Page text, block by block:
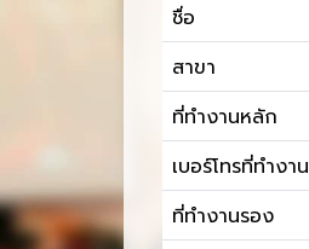
ชื่อ
สาขา
ที่ทำงานหลัก
เบอร์โทรที่ทำงาน
ที่ทำงานรอง